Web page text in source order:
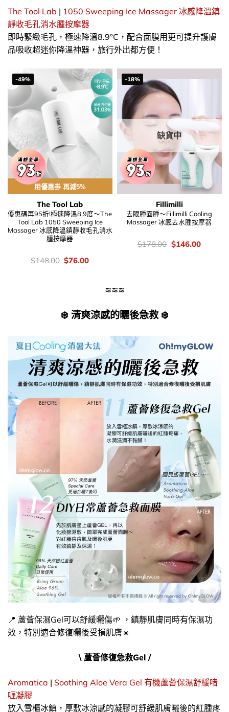
The Tool Lab | 1050 Sweeping Ice Massager 冰感降溫鎮
靜收毛孔消水腫按摩器
即時緊緻毛孔，極速降溫8.9°C，配合面膜用更可提升護膚
品吸收超迷你降溫神器，旅行外出都方便！
-49%
用優惠劵 再減5%
The Tool Lab
優惠碼再95折!極速降溫8.9度～The
Tool Lab 1050 Sweeping Ice
Massager 冰感降溫鎮靜收毛孔消水
腫按摩器
價
$148.00 Original
$76.00Current
-18%
缺貨中
Fillimilli
去眼腫面腫～Fillimilli Cooling
Massager 冰感去水腫按摩器
價
$178.00 Original
$146.00Current
≋≋≋
❄️ 清爽涼感的曬後急救 ❄️
📍 蘆薈保濕Gel可以舒緩曬傷🌱 ，鎮靜肌膚同時有保濕功
效，特別適合修復曬後受損肌膚☀️
\ 蘆薈修復急救Gel /
Aromatica | Soothing Aloe Vera Gel 有機蘆薈保濕舒緩啫
喱凝膠
放入雪櫃冰鎮，厚敷冰涼感的凝膠可舒緩肌膚曬後的紅腫疼